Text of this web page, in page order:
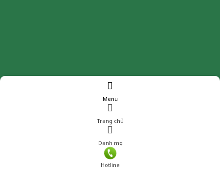
Menu
Trang chủ
Danh mục
Hotline